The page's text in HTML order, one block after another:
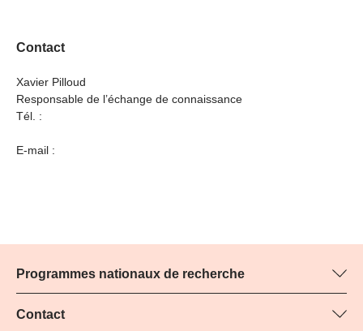
Contact
Xavier Pilloud
Responsable de l’échange de connaissance
Tél. :
E-mail :
Programmes nationaux de recherche
Vous trouverez ici des informations sur tous les Programmes
nationaux de recherche (PNR) :
Contact